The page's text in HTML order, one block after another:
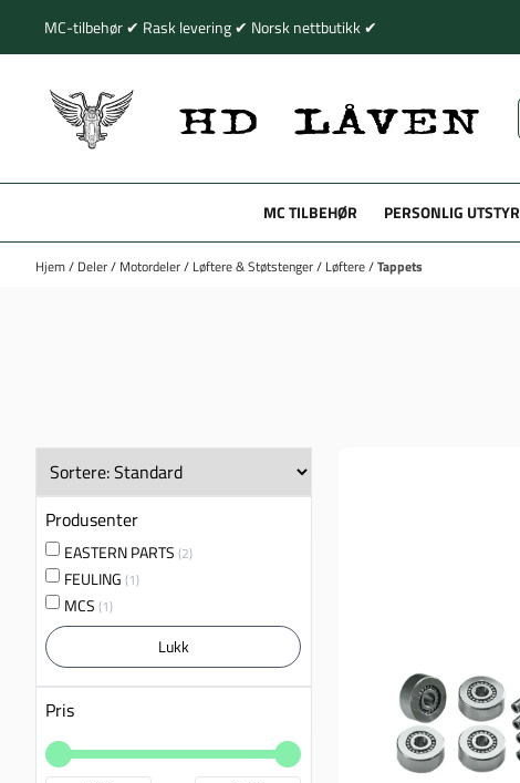
Hopp til innhold
MC-tilbehør ✔ Rask levering ✔ Norsk nettbutikk ✔
MC TILBEHØR PERSONLIG UTSTYR
Hjem/ Deler/ Motordeler/ Løftere & Støtstenger/ Løftere/Tappets
Produsenter
EASTERN PARTS (2)
FEULING (1)
MCS (1)
Lukk
Pris